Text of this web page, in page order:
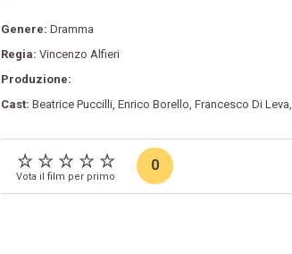
Genere: Dramma
Regia: Vincenzo Alfieri
Produzione:
Cast: Beatrice Puccilli, Enrico Borello, Francesco Di Leva,
Vota il film per primo
0